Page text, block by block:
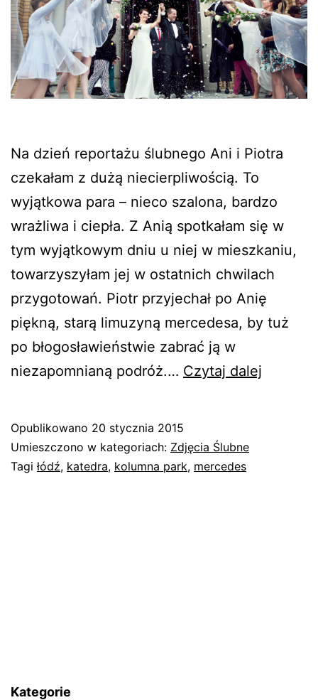
Na dzień reportażu ślubnego Ani i Piotra
czekałam z dużą niecierpliwością. To
wyjątkowa para – nieco szalona, bardzo
wrażliwa i ciepła. Z Anią spotkałam się w
tym wyjątkowym dniu u niej w mieszkaniu,
towarzyszyłam jej w ostatnich chwilach
przygotowań. Piotr przyjechał po Anię
piękną, starą limuzyną mercedesa, by tuż
po błogosławieństwie zabrać ją w
niezapomnianą podróż.… Czytaj dalej
Opublikowano 20 stycznia 2015
Umieszczono w kategoriach: Zdjęcia Ślubne
Tagi łódź, katedra, kolumna park, mercedes
Kategorie